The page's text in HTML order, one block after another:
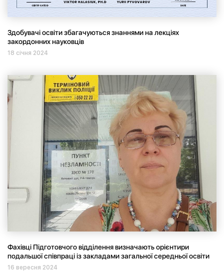
Здобувачі освіти збагачуються знаннями на лекціях
закордонних науковців
18 січня 2024
Фахівці Підготовчого відділення визначають орієнтири
подальшої співпраці із закладами загальної середньої освіти
16 вересня 2024